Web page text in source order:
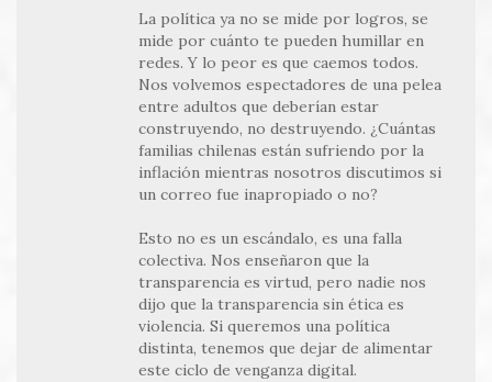
La política ya no se mide por logros, se
mide por cuánto te pueden humillar en
redes. Y lo peor es que caemos todos.
Nos volvemos espectadores de una pelea
entre adultos que deberían estar
construyendo, no destruyendo. ¿Cuántas
familias chilenas están sufriendo por la
inflación mientras nosotros discutimos si
un correo fue inapropiado o no?
Esto no es un escándalo, es una falla
colectiva. Nos enseñaron que la
transparencia es virtud, pero nadie nos
dijo que la transparencia sin ética es
violencia. Si queremos una política
distinta, tenemos que dejar de alimentar
este ciclo de venganza digital.